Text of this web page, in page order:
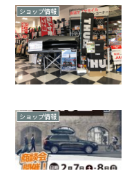
ショップ情報
ショップ情報